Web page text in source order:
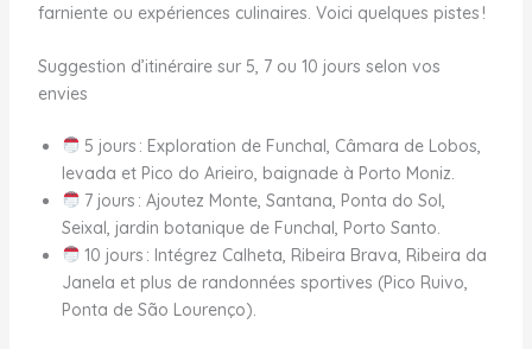
farniente ou expériences culinaires. Voici quelques pistes !
Suggestion d’itinéraire sur 5, 7 ou 10 jours selon vos
envies
5 jours : Exploration de Funchal, Câmara de Lobos,
levada et Pico do Arieiro, baignade à Porto Moniz.
7 jours : Ajoutez Monte, Santana, Ponta do Sol,
Seixal, jardin botanique de Funchal, Porto Santo.
10 jours : Intégrez Calheta, Ribeira Brava, Ribeira da
Janela et plus de randonnées sportives (Pico Ruivo,
Ponta de São Lourenço).